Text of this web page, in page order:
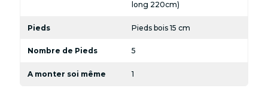
long 220cm)
Pieds Pieds bois 15 cm
Nombre de Pieds 5
A monter soi même 1